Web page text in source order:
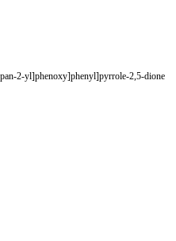
2-yl]phenoxy]phenyl]pyrrole-2,5-dione